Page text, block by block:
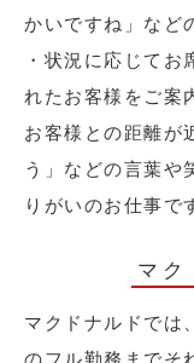
かいですね」など
・状況に応じてお
れたお客様をご
お客様との距離が
う」などの言葉や
りがいのお仕事で
マク
マクドナルドでは